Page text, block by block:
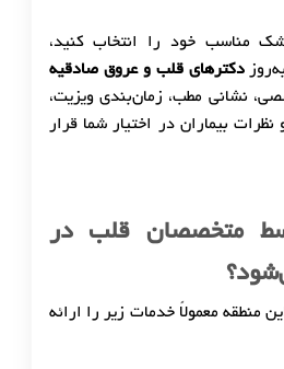
مناسب خود را انتخاب کنید،
دکترهای قلب و عروق صادقیه
نشانی مطب، زمان‌بندی ویزیت،
بیماران در اختیار شما قرار
متخصصان قلب در
منطقه معمولاً خدمات زیر را ارائه